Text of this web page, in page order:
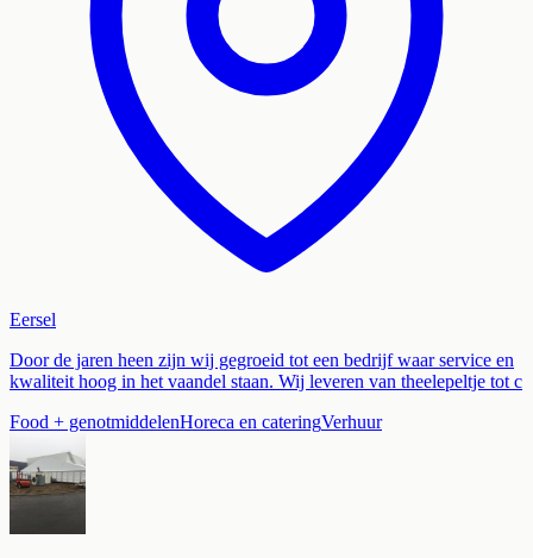
Eersel
Door de jaren heen zijn wij gegroeid tot een bedrijf waar service en
kwaliteit hoog in het vaandel staan. Wij leveren van theelepeltje tot c
Food + genotmiddelenHoreca en cateringVerhuur